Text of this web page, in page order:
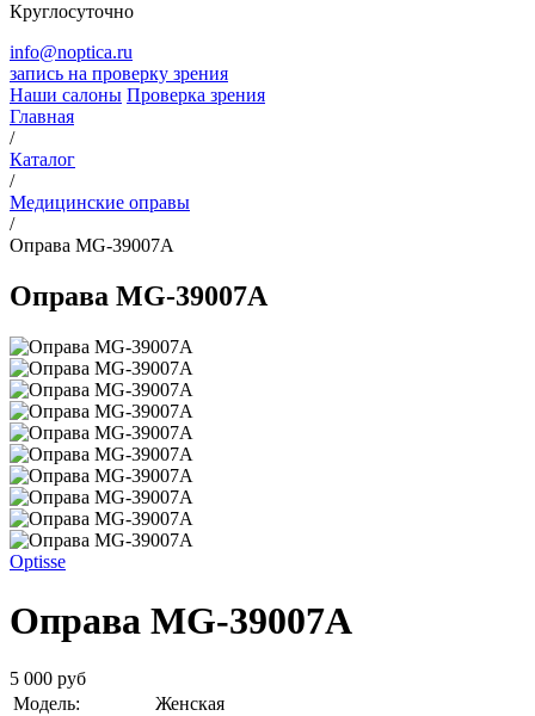
Круглосуточно
info@noptica.ru
запись на проверку зрения
Наши салоны Проверка зрения
Главная
/
Каталог
/
Медицинские оправы
/
Оправа MG-39007A
Оправа MG-39007A
Optisse
Оправа MG-39007A
5 000 руб
Модель:
Женская